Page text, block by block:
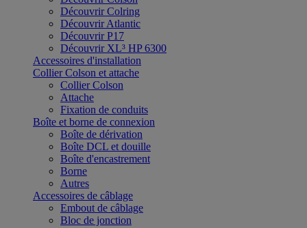
Découvrir Colring
Découvrir Atlantic
Découvrir P17
Découvrir XL³ HP 6300
Accessoires d'installation
Collier Colson et attache
Collier Colson
Attache
Fixation de conduits
Boîte et borne de connexion
Boîte de dérivation
Boîte DCL et douille
Boîte d'encastrement
Borne
Autres
Accessoires de câblage
Embout de câblage
Bloc de jonction